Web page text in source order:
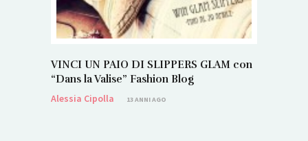
VINCI UN PAIO DI SLIPPERS GLAM con
“Dans la Valise” Fashion Blog
Alessia Cipolla
13 ANNI AGO